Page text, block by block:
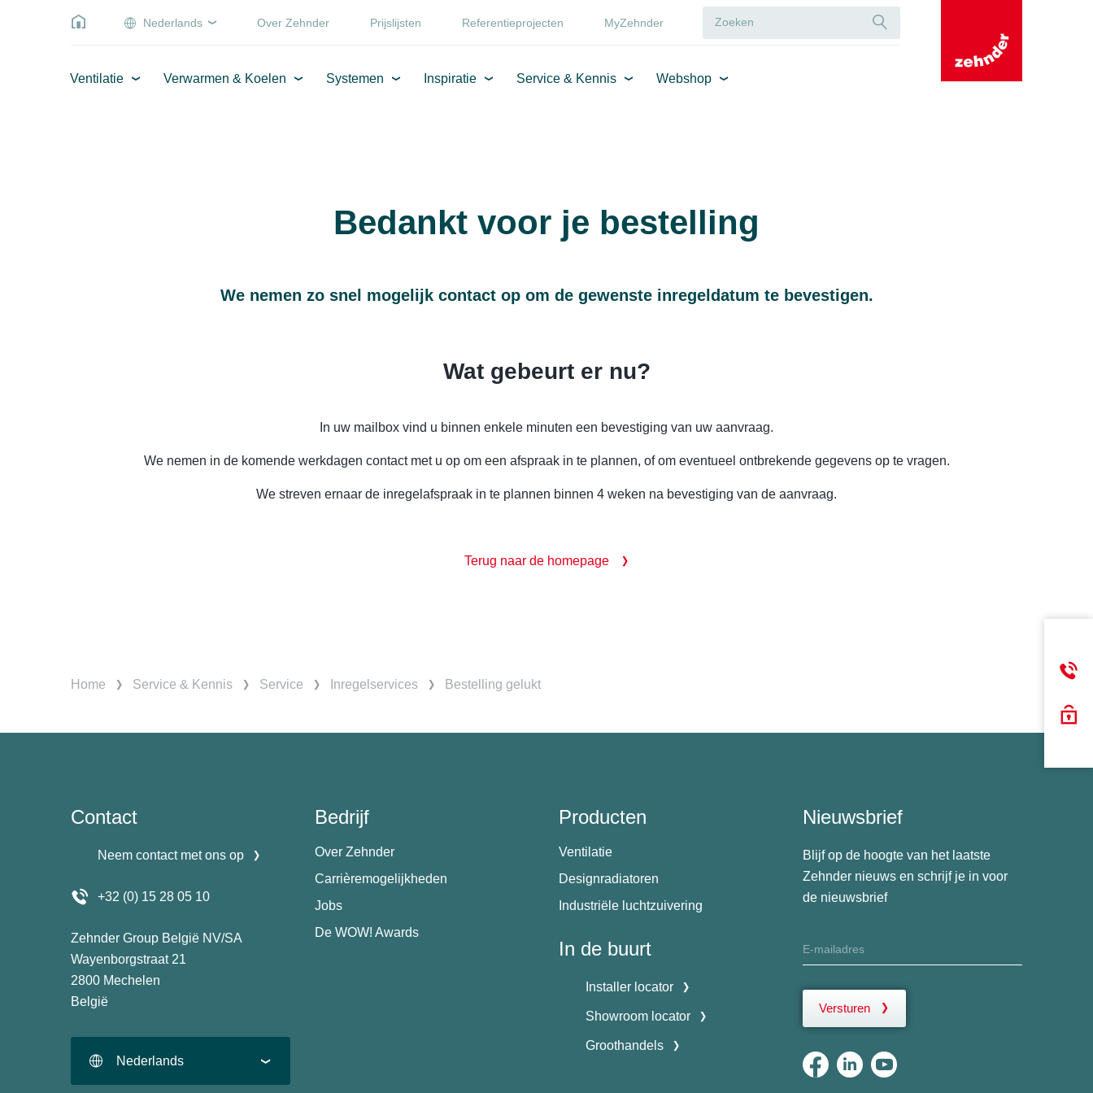
Nederlands Over Zehnder Prijslijsten Referentieprojecten MyZehnder
Ventilatie Verwarmen & Koelen Systemen Inspiratie Service & Kennis Webshop
Bedankt voor je bestelling
We nemen zo snel mogelijk contact op om de gewenste inregeldatum te bevestigen.
Wat gebeurt er nu?
In uw mailbox vind u binnen enkele minuten een bevestiging van uw aanvraag.
We nemen in de komende werkdagen contact met u op om een afspraak in te plannen, of om eventueel ontbrekende gegevens op te vragen.
We streven ernaar de inregelafspraak in te plannen binnen 4 weken na bevestiging van de aanvraag.
Terug naar de homepage
Home Service & Kennis Service Inregelservices Bestelling gelukt
Contact
Neem contact met ons op
+32 (0) 15 28 05 10
Zehnder Group België NV/SA
Wayenborgstraat 21
2800 Mechelen
België
Nederlands
Bedrijf
Over Zehnder
Carrièremogelijkheden
Jobs
De WOW! Awards
Producten
Ventilatie
Designradiatoren
Industriële luchtzuivering
In de buurt
Installer locator
Showroom locator
Groothandels
Nieuwsbrief
Blijf op de hoogte van het laatste
Zehnder nieuws en schrijf je in voor
de nieuwsbrief
Versturen